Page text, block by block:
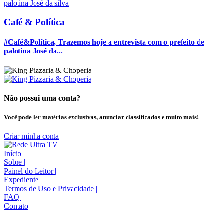
Café & Política
#Café&Política, Trazemos hoje a entrevista com o prefeito de
palotina José da...
Não possui uma conta?
Você pode ler matérias exclusivas, anunciar classificados e muito mais!
Criar minha conta
Início |
Sobre |
Painel do Leitor |
Expediente |
Termos de Uso e Privacidade |
FAQ |
Contato